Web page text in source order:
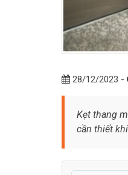
28/12/2023 -
Kẹt thang
cần thiết